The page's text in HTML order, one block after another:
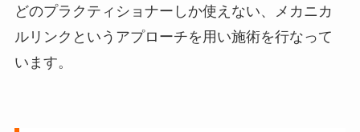
どのプラクティショナーしか使えない、メカニカ
ルリンクというアプローチを用い施術を行なって
います。